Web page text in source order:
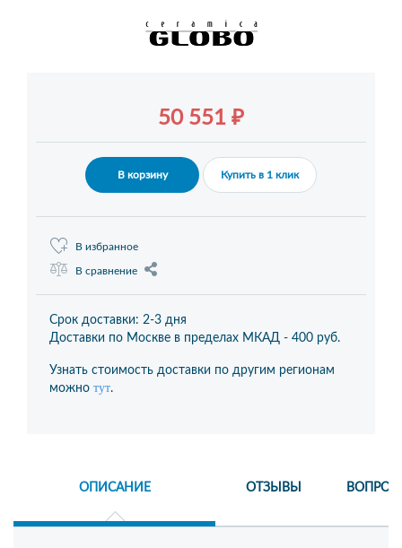
50 551 ₽
В корзину Купить в 1 клик
В избранное
В сравнение
Срок доставки: 2-3 дня
Доставки по Москве в пределах МКАД - 400 руб.
Узнать стоимость доставки по другим регионам
можно тут.
ОПИСАНИЕ ОТЗЫВЫ